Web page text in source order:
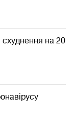
схуднення на 20